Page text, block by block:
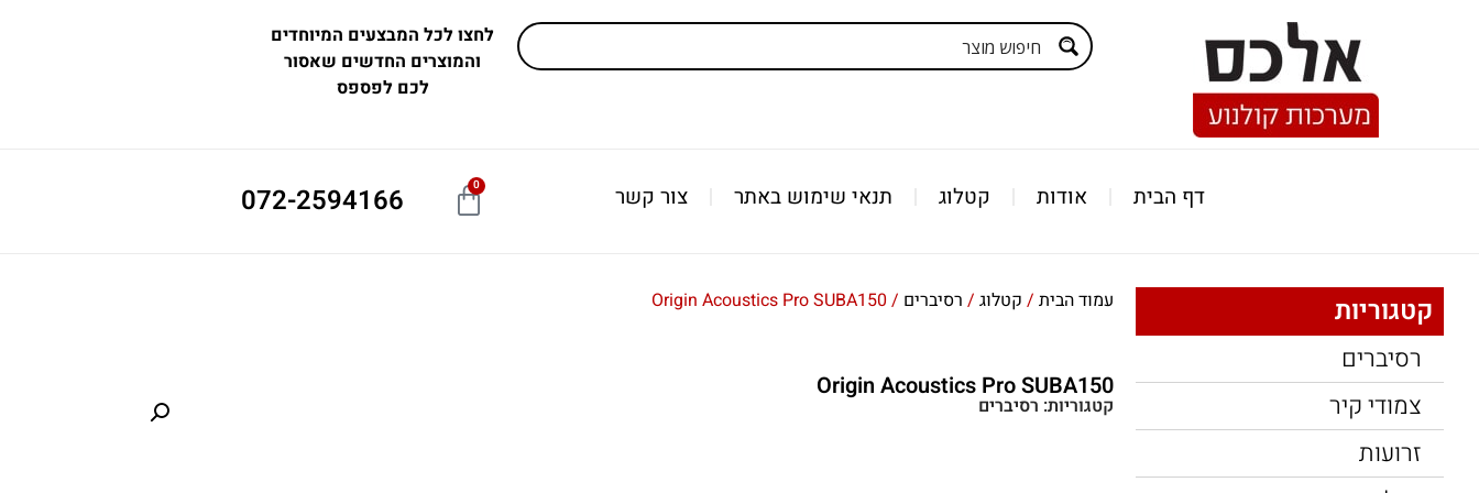
לחצו לכל המבצעים המיוחדים
והמוצרים החדשים שאסור
לכם לפספס
דף הבית אודות קטלוג תנאי שימוש באתר צור קשר 0
072-2594166
קטגוריות
רסיברים
צמודי קיר
זרועות
עמוד הבית / קטלוג / רסיברים / Origin Acoustics Pro SUBA150
Origin Acoustics Pro SUBA150
קטגוריות: רסיברים